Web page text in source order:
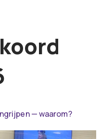
— waarom?